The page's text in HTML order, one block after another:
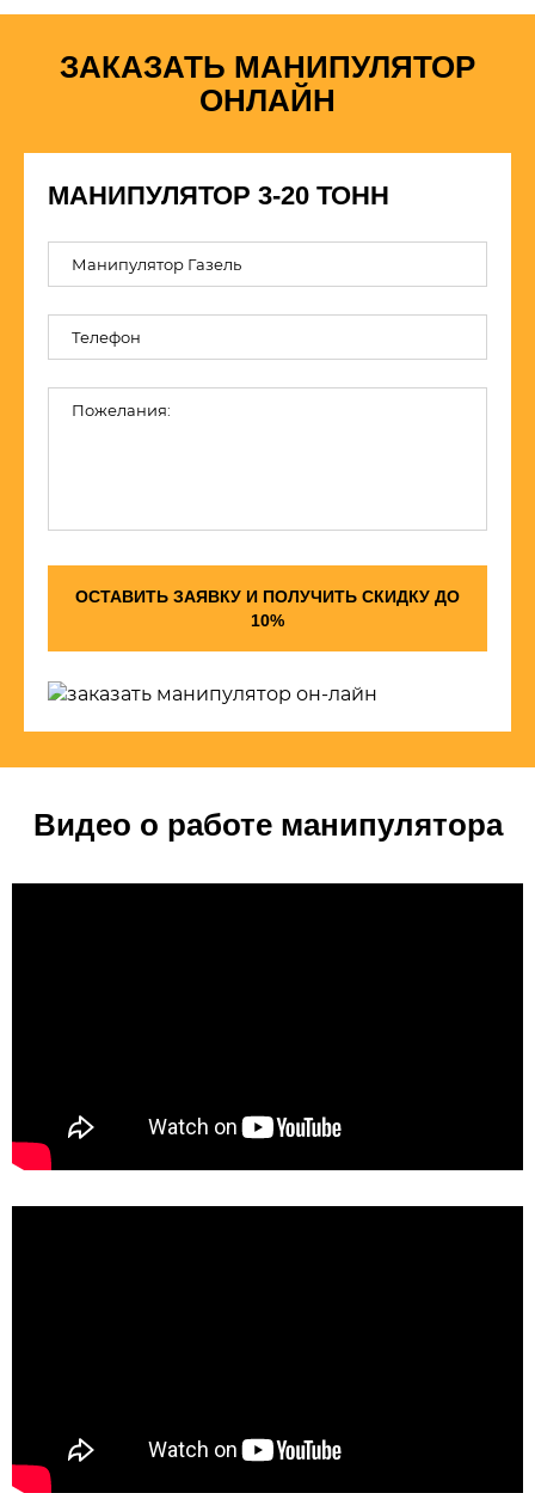
ЗАКАЗАТЬ МАНИПУЛЯТОР
ОНЛАЙН
МАНИПУЛЯТОР 3-20 ТОНН
ОСТАВИТЬ ЗАЯВКУ И ПОЛУЧИТЬ СКИДКУ ДО
10%
Видео о работе манипулятора